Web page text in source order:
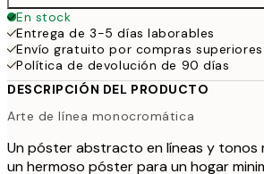
En stock
Entrega de 3-5 días laborables
Envío gratuito por compras
Política de devolución de 90 días
DESCRIPCIÓN DEL PRODUCTO
Arte de línea monocromática
Un póster abstracto en líneas y
un hermoso póster para un hogar